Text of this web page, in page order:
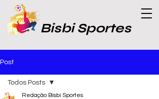
Bisbi Sportes
Post
Todos Posts
Redação Bisbi Sportes